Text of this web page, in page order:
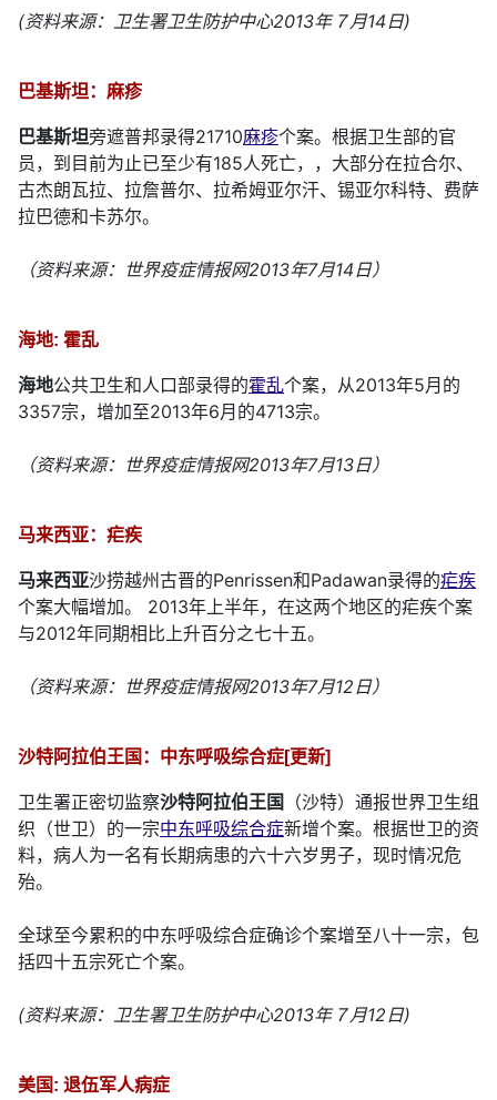
(资料来源：卫生署卫生防护中心2013年７月14日)
巴基斯坦：麻疹
巴基斯坦旁遮普邦录得21710麻疹个案。根据卫生部的官
员，到目前为止已至少有185人死亡，，大部分在拉合尔、
古杰朗瓦拉、拉詹普尔、拉希姆亚尔汗、锡亚尔科特、费萨
拉巴德和卡苏尔。
（资料来源：世界疫症情报网2013年7月14日）
海地: 霍乱
海地公共卫生和人口部录得的霍乱个案，从2013年5月的
3357宗，增加至2013年6月的4713宗。
（资料来源：世界疫症情报网2013年7月13日）
马来西亚：疟疾
马来西亚沙捞越州古晋的Penrissen和Padawan录得的疟疾
个案大幅增加。 2013年上半年，在这两个地区的疟疾个案
与2012年同期相比上升百分之七十五。
（资料来源：世界疫症情报网2013年7月12日）
沙特阿拉伯王国：中东呼吸综合症[更新]
卫生署正密切监察沙特阿拉伯王国 （沙特）通报世界卫生组
织（世卫）的一宗中东呼吸综合症新增个案。根据世卫的资
料，病人为一名有长期病患的六十六岁男子，现时情况危
殆。
全球至今累积的中东呼吸综合症确诊个案增至八十一宗，包
括四十五宗死亡个案。
(资料来源：卫生署卫生防护中心2013年７月12日)
美国: 退伍军人病症